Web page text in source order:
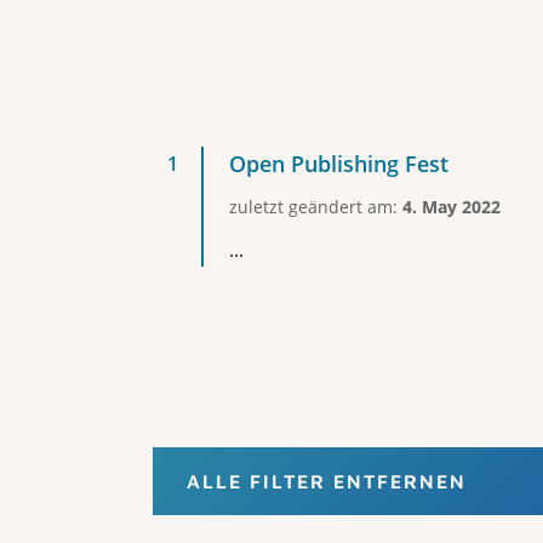
Open Publishing Fest
zuletzt geändert am: 4. May 2022
...
ALLE FILTER ENTFERNEN